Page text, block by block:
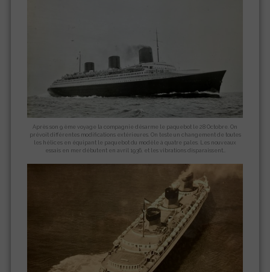
Après son 9 ème voyage la compagnie désarme le paquebot le 28 Octobre. On
prévoit différentes modifications extérieures. On teste un changement de toutes
les hélices en équipant le paquebot du modèle à quatre pales. Les nouveaux
essais en mer débutent en avril 1936, et les vibrations disparaissent…